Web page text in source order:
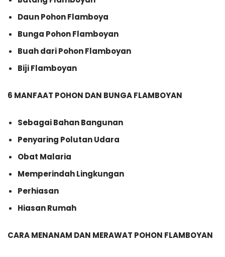
Daun Pohon Flamboya
Bunga Pohon Flamboyan
Buah dari Pohon Flamboyan
Biji Flamboyan
6 MANFAAT POHON DAN BUNGA FLAMBOYAN
Sebagai Bahan Bangunan
Penyaring Polutan Udara
Obat Malaria
Memperindah Lingkungan
Perhiasan
Hiasan Rumah
CARA MENANAM DAN MERAWAT POHON FLAMBOYAN